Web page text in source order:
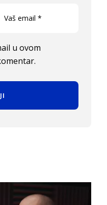
u ovom